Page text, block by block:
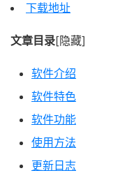
下载地址
文章目录[隐藏]
软件介绍
软件特色
软件功能
使用方法
更新日志